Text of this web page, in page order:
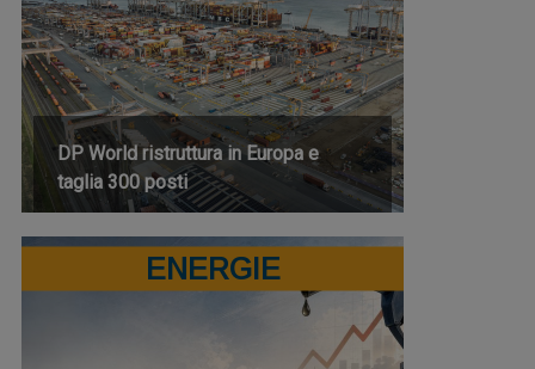
DP World ristruttura in Europa e
taglia 300 posti
ENERGIE